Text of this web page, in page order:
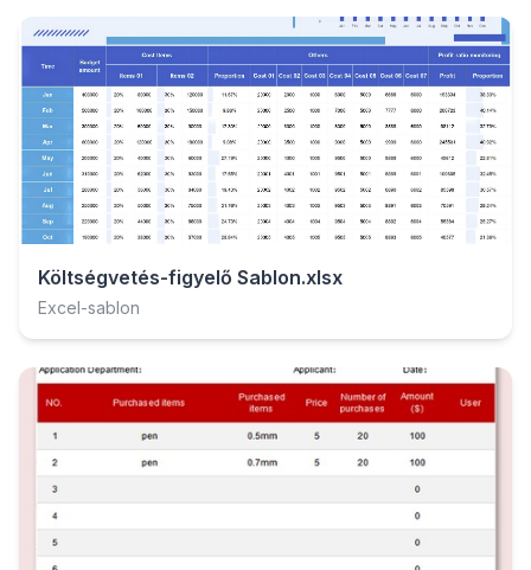
Költségvetés-figyelő Sablon.xlsx
Excel-sablon